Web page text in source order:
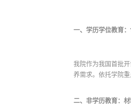
一、学历学位教育
我院作为我国首批
养需求。依托学院
二、非学历教育：